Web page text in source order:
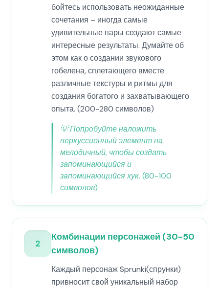
бойтесь использовать неожиданные
сочетания – иногда самые
удивительные пары создают самые
интересные результаты. Думайте об
этом как о создании звукового
гобелена, сплетающего вместе
различные текстуры и ритмы для
создания богатого и захватывающего
опыта. (200-280 символов)
💡Попробуйте наложить
перкуссионный элемент на
мелодичный, чтобы создать
запоминающийся и
запоминающийся хук. (80-100
символов)
2
Комбинации персонажей (30-50
символов)
Каждый персонаж Sprunki(спрунки)
привносит свой уникальный набор